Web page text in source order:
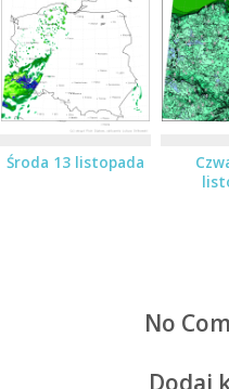
Środa 13 listopada
No
Dodaj